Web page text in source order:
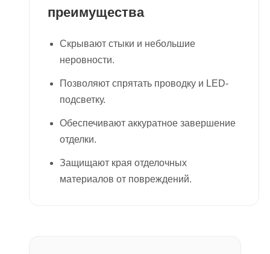
преимущества
Скрывают стыки и небольшие
неровности.
Позволяют спрятать проводку и LED-
подсветку.
Обеспечивают аккуратное завершение
отделки.
Защищают края отделочных
материалов от повреждений.